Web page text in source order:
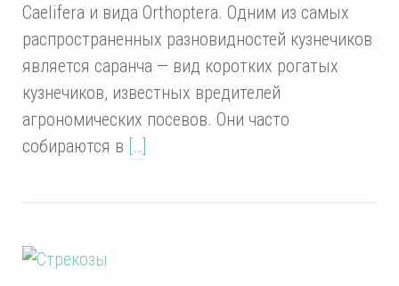
Caelifera и вида Orthoptera. Одним из самых
распространенных разновидностей кузнечиков
является саранча — вид коротких рогатых
кузнечиков, известных вредителей
агрономических посевов. Они часто
собираются в […]